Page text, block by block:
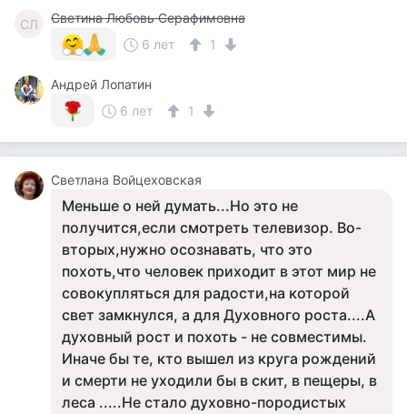
СЛ
Светина Любовь Серафимовна
6 лет
1
Андрей Лопатин
6 лет
1
Светлана Войцеховская
Меньше о ней думать...Но это не
получится,если смотреть телевизор. Во-
вторых,нужно осознавать, что это
похоть,что человек приходит в этот мир не
совокупляться для радости,на которой
свет замкнулся, а для Духовного роста....А
духовный рост и похоть - не совместимы.
Иначе бы те, кто вышел из круга рождений
и смерти не уходили бы в скит, в пещеры, в
леса .....Не стало духовно-породистых